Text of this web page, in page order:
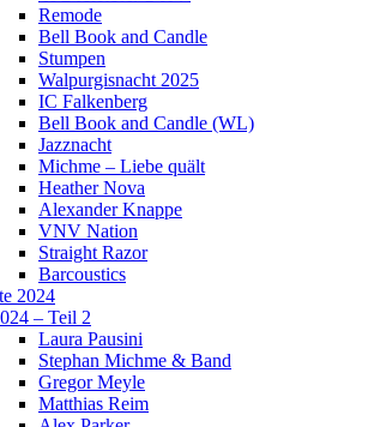
Remode
Bell Book and Candle
Stumpen
Walpurgisnacht 2025
IC Falkenberg
Bell Book and Candle (WL)
Jazznacht
Michme – Liebe quält
Heather Nova
Alexander Knappe
VNV Nation
Straight Razor
Barcoustics
2024
– Teil 2
Laura Pausini
Stephan Michme & Band
Gregor Meyle
Matthias Reim